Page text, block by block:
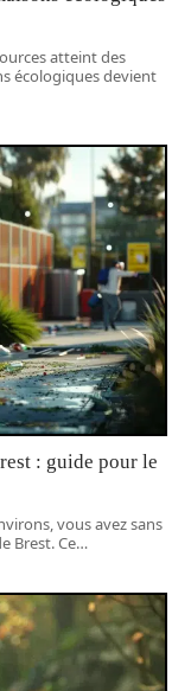
atteint des
écologiques devient
: guide pour le
vous avez sans
Brest. Ce…